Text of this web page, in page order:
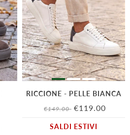
RICCIONE - PELLE BIANCA
€149.00 €119.00
SALDI ESTIVI